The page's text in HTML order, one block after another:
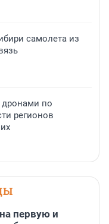
самолета из
дронами по
регионов
первую и